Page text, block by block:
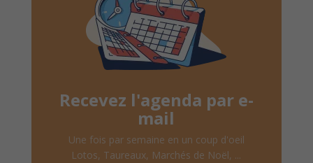
Recevez l'agenda par e-
mail
Une fois par semaine en un coup d'oeil
Lotos, Taureaux, Marchés de Noël, ...